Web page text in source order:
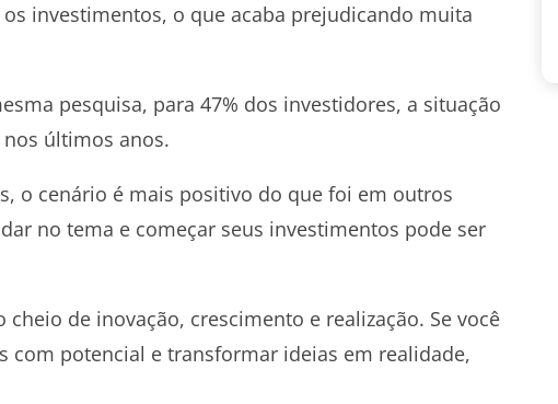
investimentos, o que acaba prejudicando muita
pesquisa, para 47% dos investidores, a situação
últimos anos.
o cenário é mais positivo do que foi em outros
no tema e começar seus investimentos pode ser
de inovação, crescimento e realização. Se você
com potencial e transformar ideias em realidade,